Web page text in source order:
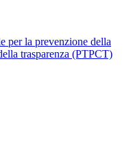
per la prevenzione della
trasparenza (PTPCT)